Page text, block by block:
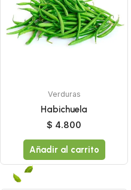
Verduras
Habichuela
$ 4.800
Añadir al carrito